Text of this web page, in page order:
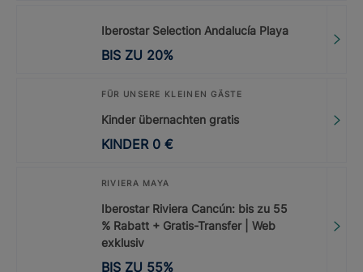
Iberostar Selection Andalucía Playa
BIS ZU 20%
FÜR UNSERE KLEINEN GÄSTE
Kinder übernachten gratis
KINDER 0 €
RIVIERA MAYA
Iberostar Riviera Cancún: bis zu 55
% Rabatt + Gratis-Transfer | Web
exklusiv
BIS ZU 55%